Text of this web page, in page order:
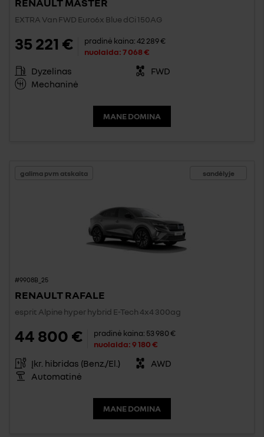
EXTRA Van FWD Euro6x Blue dCi 150AG
35 221 € pradinė kaina:42 289 €
nuolaida:7 068 €
Dyzelinas
FWD
Mechaninė
MANE DOMINA
sandėlyje
galima pvm atskaita
#9908B_25
RENAULT RAFALE
esprit Alpine hyper hybrid E-Tech 4x4 300ag
44 800 € pradinė kaina: 53 980 €
nuolaida:9 180 €
Įkr. hibridas (Benz./El.)
AWD
Automatinė
MANE DOMINA